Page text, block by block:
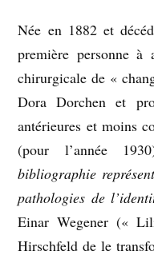
Née en 1882 et
première personne à
chirurgicale de «
Dora Dorchen et
antérieures et moins
(pour l’année
bibliographie
pathologies de
Einar Wegener («
Hirschfeld de le